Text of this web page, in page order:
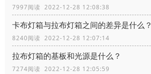
7997阅读 2022-12-28 12:08:38
卡布灯箱与拉布灯箱之间的差异是什么？
8240阅读 2022-12-28 12:07:14
拉布灯箱的基板和光源是什么？
7274阅读 2022-12-28 12:05:59